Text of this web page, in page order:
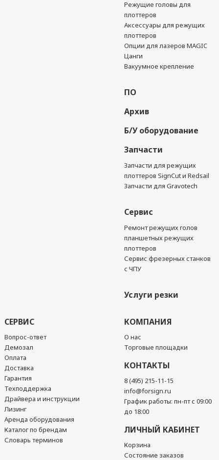
Режущие головы для
плоттеров
Аксессуары для режущих
плоттеров
Опции для лазеров MAGIC
Цанги
Вакуумное крепление
ПО
Архив
Б/У оборудование
Запчасти
Запчасти для режущих
плоттеров SignCut и Redsail
Запчасти для Gravotech
Сервис
Ремонт режущих голов
планшетных режущих
плоттеров
Сервис фрезерных станков
с ЧПУ
Услуги резки
СЕРВИС
Вопрос-ответ
Демозал
Оплата
Доставка
Гарантия
Техподдержка
Драйвера и инструкции
Лизинг
Аренда оборудования
Каталог по брендам
Словарь терминов
КОМПАНИЯ
О нас
Торговые площадки
КОНТАКТЫ
8 (495) 215-11-15
info@forsign.ru
График работы: пн-пт с 09:00
до 18:00
ЛИЧНЫЙ КАБИНЕТ
Корзина
Состояние заказов